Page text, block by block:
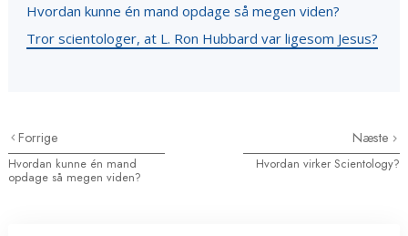
Hvordan kunne én mand opdage så megen viden?
Tror scientologer, at L. Ron Hubbard var ligesom Jesus?
Forrige
Hvordan kunne én mand
opdage så megen viden?
Næste
Hvordan virker Scientology?